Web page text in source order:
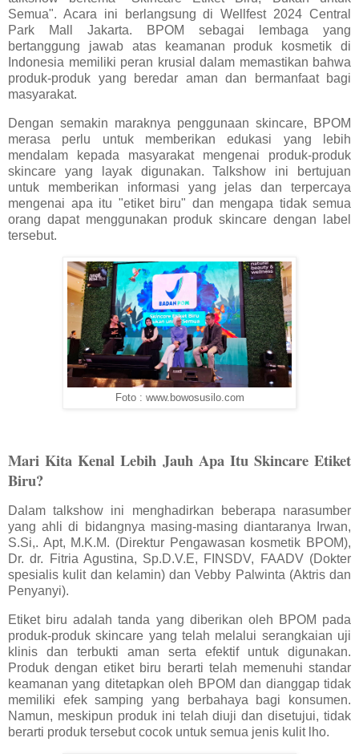
Semua". Acara ini berlangsung di Wellfest 2024 Central
Park Mall Jakarta. BPOM sebagai lembaga yang
bertanggung jawab atas keamanan produk kosmetik di
Indonesia memiliki peran krusial dalam memastikan bahwa
produk-produk yang beredar aman dan bermanfaat bagi
masyarakat.
Dengan semakin maraknya penggunaan skincare, BPOM
merasa perlu untuk memberikan edukasi yang lebih
mendalam kepada masyarakat mengenai produk-produk
skincare yang layak digunakan. Talkshow ini bertujuan
untuk memberikan informasi yang jelas dan terpercaya
mengenai apa itu "etiket biru" dan mengapa tidak semua
orang dapat menggunakan produk skincare dengan label
tersebut.
Foto : www.bowosusilo.com
Mari Kita Kenal Lebih Jauh Apa Itu Skincare Etiket
Biru?
Dalam talkshow ini menghadirkan beberapa narasumber
yang ahli di bidangnya masing-masing diantaranya Irwan,
S.Si,. Apt, M.K.M. (Direktur Pengawasan kosmetik BPOM),
Dr. dr. Fitria Agustina, Sp.D.V.E, FINSDV, FAADV (Dokter
spesialis kulit dan kelamin) dan Vebby Palwinta (Aktris dan
Penyanyi).
Etiket biru adalah tanda yang diberikan oleh BPOM pada
produk-produk skincare yang telah melalui serangkaian uji
klinis dan terbukti aman serta efektif untuk digunakan.
Produk dengan etiket biru berarti telah memenuhi standar
keamanan yang ditetapkan oleh BPOM dan dianggap tidak
memiliki efek samping yang berbahaya bagi konsumen.
Namun, meskipun produk ini telah diuji dan disetujui, tidak
berarti produk tersebut cocok untuk semua jenis kulit lho.